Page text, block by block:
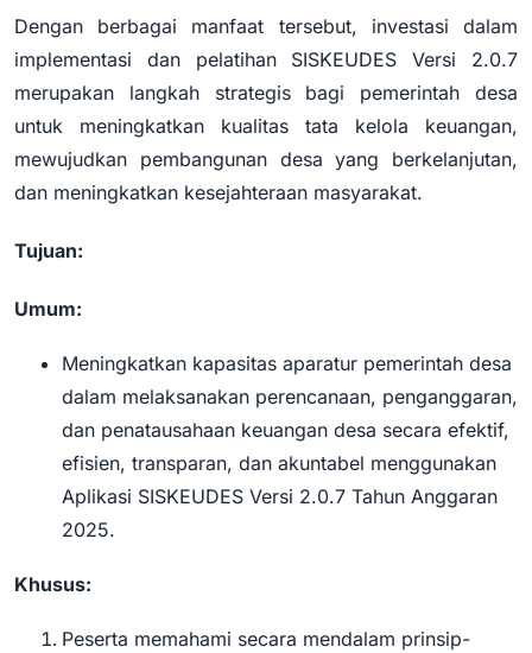
Dengan berbagai manfaat tersebut, investasi dalam
implementasi dan pelatihan SISKEUDES Versi 2.0.7
merupakan langkah strategis bagi pemerintah desa
untuk meningkatkan kualitas tata kelola keuangan,
mewujudkan pembangunan desa yang berkelanjutan,
dan meningkatkan kesejahteraan masyarakat.
Tujuan:
Umum:
Meningkatkan kapasitas aparatur pemerintah desa
dalam melaksanakan perencanaan, penganggaran,
dan penatausahaan keuangan desa secara efektif,
efisien, transparan, dan akuntabel menggunakan
Aplikasi SISKEUDES Versi 2.0.7 Tahun Anggaran
2025.
Khusus:
Peserta memahami secara mendalam prinsip-